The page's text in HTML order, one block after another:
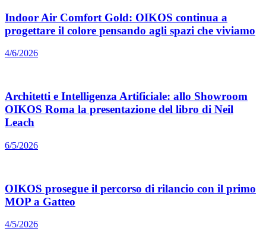
Indoor Air Comfort Gold: OIKOS continua a
progettare il colore pensando agli spazi che viviamo
4/6/2026
Architetti e Intelligenza Artificiale: allo Showroom
OIKOS Roma la presentazione del libro di Neil
Leach
6/5/2026
OIKOS prosegue il percorso di rilancio con il primo
MOP a Gatteo
4/5/2026